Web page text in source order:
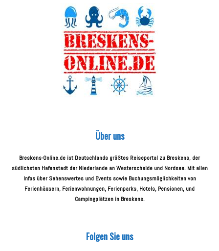
Über uns
Breskens-Online.de ist Deutschlands größtes Reiseportal zu Breskens, der
südlichsten Hafenstadt der Niederlande an Westerschelde und Nordsee. Mit allen
Infos über Sehenswertes und Events sowie Buchungsmöglichkeiten von
Ferienhäusern, Ferienwohnungen, Ferienparks, Hotels, Pensionen, und
Campingplätzen in Breskens.
Folgen Sie uns